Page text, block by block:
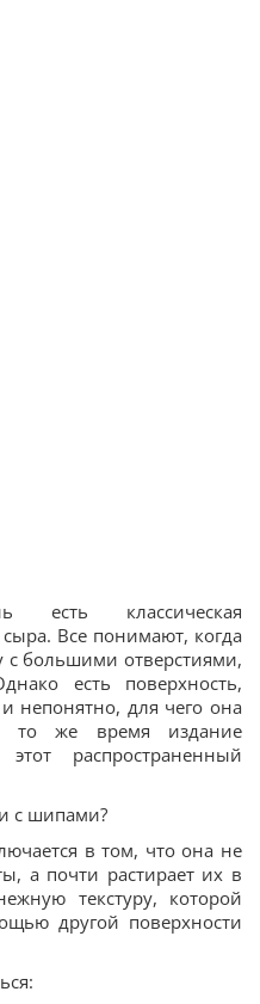
есть классическая
Все понимают, когда
с большими отверстиями,
есть поверхность,
непонятно, для чего она
то же время издание
распространенный
с шипами?
в том, что она не
а почти растирает их в
текстуру, которой
другой поверхности